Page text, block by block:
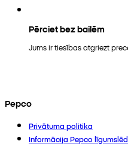
Pērciet bez bailēm
Jums ir tiesības atgriezt
Pepco
Privātuma politika
Informācija Pepco